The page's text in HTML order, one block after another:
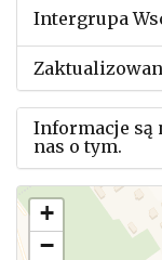
Intergrupa
Informacje są
nas o tym.
Użyj tego
zmianach w
+
−